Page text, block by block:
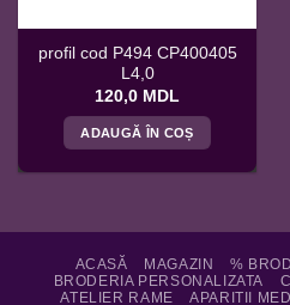
profil cod P494 CP400405
L4,0
120,0 MDL
ADAUGĂ ÎN COȘ
ACASĂ MAGAZIN
%
BRODERIA PERSONALIZATA
ATELIER RAME
APARITII